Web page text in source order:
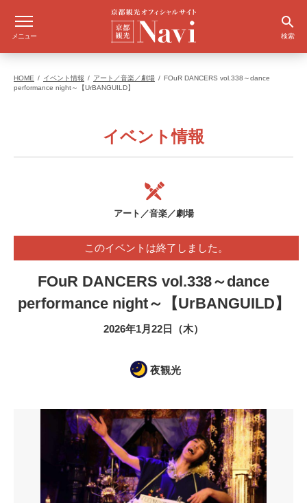
メニュー 検索
HOME イベント情報 アート／音楽／劇場
FOuR DANCERS vol.338～dance
performance night～【UrBANGUILD】
イベント情報
アート／音楽／劇場
このイベントは終了しました。
FOuR DANCERS vol.338～dance
performance night～【UrBANGUILD】
2026年1月22日（木）
夜観光